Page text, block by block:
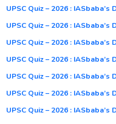
UPSC Quiz – 2026 :
UPSC Quiz – 2026 :
UPSC Quiz – 2026 :
UPSC Quiz – 2026 :
UPSC Quiz – 2026 :
UPSC Quiz – 2026 :
UPSC Quiz – 2026 :